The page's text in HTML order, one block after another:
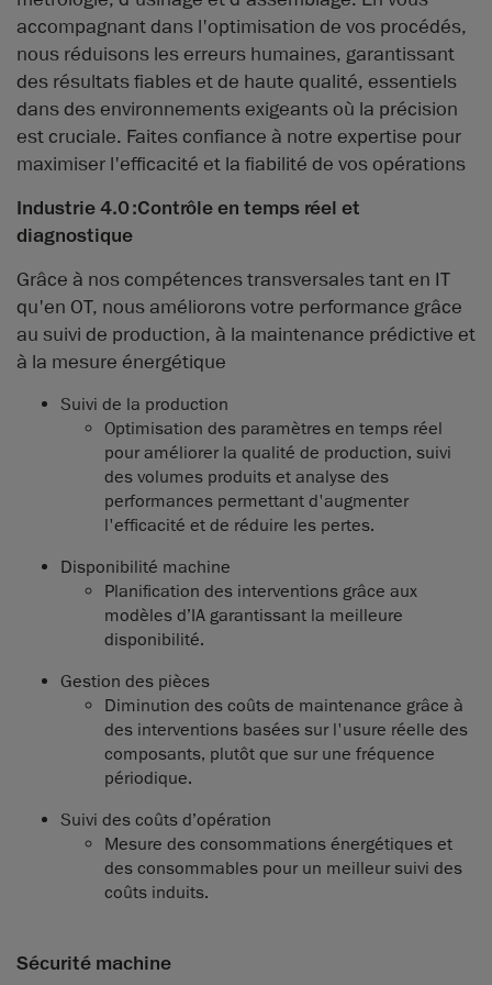
accompagnant dans l'optimisation de vos procédés,
nous réduisons les erreurs humaines, garantissant
des résultats fiables et de haute qualité, essentiels
dans des environnements exigeants où la précision
est cruciale. Faites confiance à notre expertise pour
maximiser l'efficacité et la fiabilité de vos opérations
Industrie 4.0 :Contrôle en temps réel et
diagnostique
Grâce à nos compétences transversales tant en IT
qu'en OT, nous améliorons votre performance grâce
au suivi de production, à la maintenance prédictive et
à la mesure énergétique
Suivi de la production
Optimisation des paramètres en temps réel
pour améliorer la qualité de production, suivi
des volumes produits et analyse des
performances permettant d'augmenter
l'efficacité et de réduire les pertes.
Disponibilité machine
Planification des interventions grâce aux
modèles d’IA garantissant la meilleure
disponibilité.
Gestion des pièces
Diminution des coûts de maintenance grâce à
des interventions basées sur l'usure réelle des
composants, plutôt que sur une fréquence
périodique.
Suivi des coûts d’opération
Mesure des consommations énergétiques et
des consommables pour un meilleur suivi des
coûts induits.
Sécurité machine